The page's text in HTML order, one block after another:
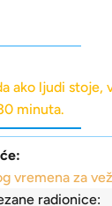
ako ljudi stoje,
minuta.
vremena za
radionice: